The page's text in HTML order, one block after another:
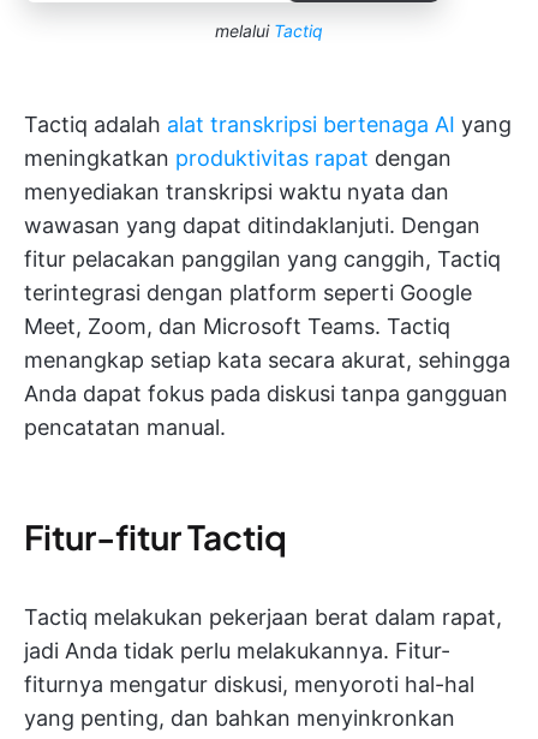
melalui Tactiq
Tactiq adalah alat transkripsi bertenaga AI yang
meningkatkan produktivitas rapat dengan
menyediakan transkripsi waktu nyata dan
wawasan yang dapat ditindaklanjuti. Dengan
fitur pelacakan panggilan yang canggih, Tactiq
terintegrasi dengan platform seperti Google
Meet, Zoom, dan Microsoft Teams. Tactiq
menangkap setiap kata secara akurat, sehingga
Anda dapat fokus pada diskusi tanpa gangguan
pencatatan manual.
Fitur-fitur Tactiq
Tactiq melakukan pekerjaan berat dalam rapat,
jadi Anda tidak perlu melakukannya. Fitur-
fiturnya mengatur diskusi, menyoroti hal-hal
yang penting, dan bahkan menyinkronkan